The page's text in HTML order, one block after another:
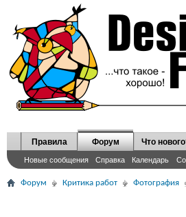
Правила Форум
Новые сообщения Справка Календарь
Что
Форум Критика работ Фотография